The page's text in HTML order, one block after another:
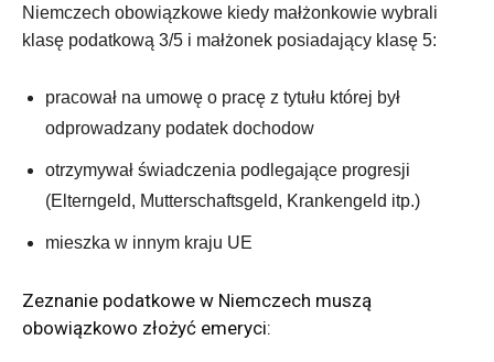
Niemczech obowiązkowe kiedy małżonkowie wybrali
klasę podatkową 3/5 i małżonek posiadający klasę 5:
pracował na umowę o pracę z tytułu której był
odprowadzany podatek dochodow
otrzymywał świadczenia podlegające progresji
(Elterngeld, Mutterschaftsgeld, Krankengeld itp.)
mieszka w innym kraju UE
Zeznanie podatkowe w Niemczech muszą
obowiązkowo złożyć emeryci: